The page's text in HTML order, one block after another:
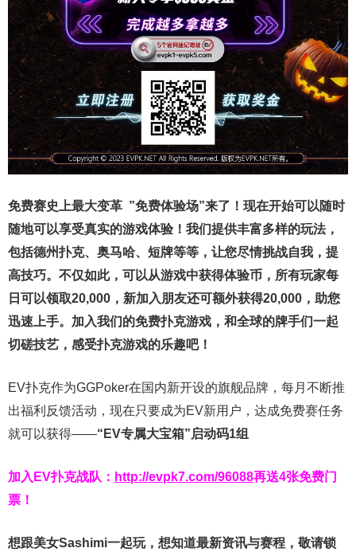
免费赛史上最大变革 ”免费体验场”来了！ 现在开始可以随时
随地可以享受真实的游戏体验！我们提供丰富多样的玩法，
包括德州扑克、奥马哈、短牌等等，让您尽情挑战自我，提
高技巧。不仅如此， 可以从游戏中获得体验币，所有玩家每
日可以领取20,000，新加入朋友还可额外获得20,000，助您
迅速上手。 加入我们的免费扑克游戏，和全球的牌手们一起
切磋技艺，感受扑克游戏的乐趣吧！
EV扑克作为GGPoker在国内新开设的旗舰品牌，每月不断推
出福利反馈活动，现在只要成为EV新用户，达成免费赛任务
就可以获得——“EV专属大宝箱”启动码1组
加入EV扑克战队： http://evpk7.com/96088再送4张免费门
票！
想跟美女Sashimi一起玩， 想知道最新资讯与赛程， 敬请锁